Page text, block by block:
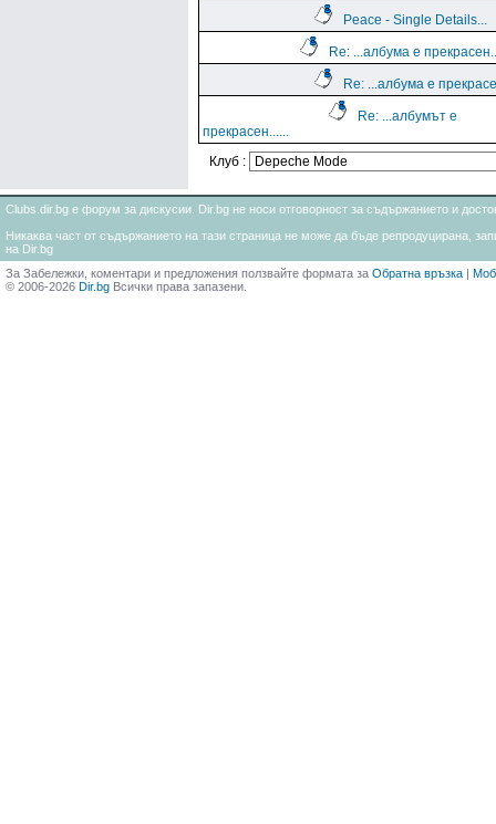
Peace - Single Details...
Re: ...албума е
Re: ...албума е
Re: ...албумът е
прекрасен......
Клуб :
Clubs.dir.bg е форум за дискусии. Dir.bg не носи отговорност за съдържанието и
Никаква част от съдържанието на тази страница не може да бъде репродуцирана,
на Dir.bg
За Забележки, коментари и предложения ползвайте формата за Обратна връзка |
© 2006-2026 Dir.bg Всички права запазени.